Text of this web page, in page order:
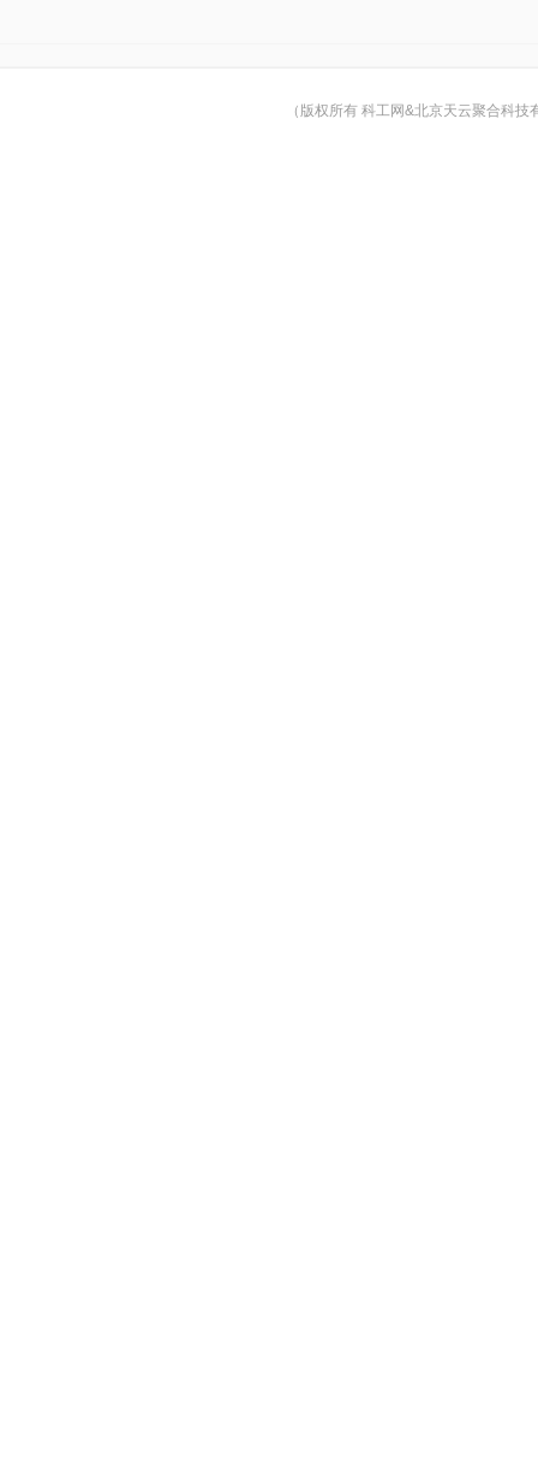
（版权所有 科工网&北京天云聚合科